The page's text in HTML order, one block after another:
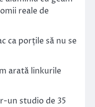
reale de
ca porțile să nu se
arată linkurile
un studio de 35